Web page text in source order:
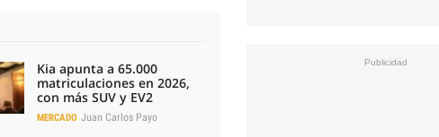
Kia apunta a 65.000
matriculaciones en 2026,
con más SUV y EV2
MERCADO Juan Carlos Payo